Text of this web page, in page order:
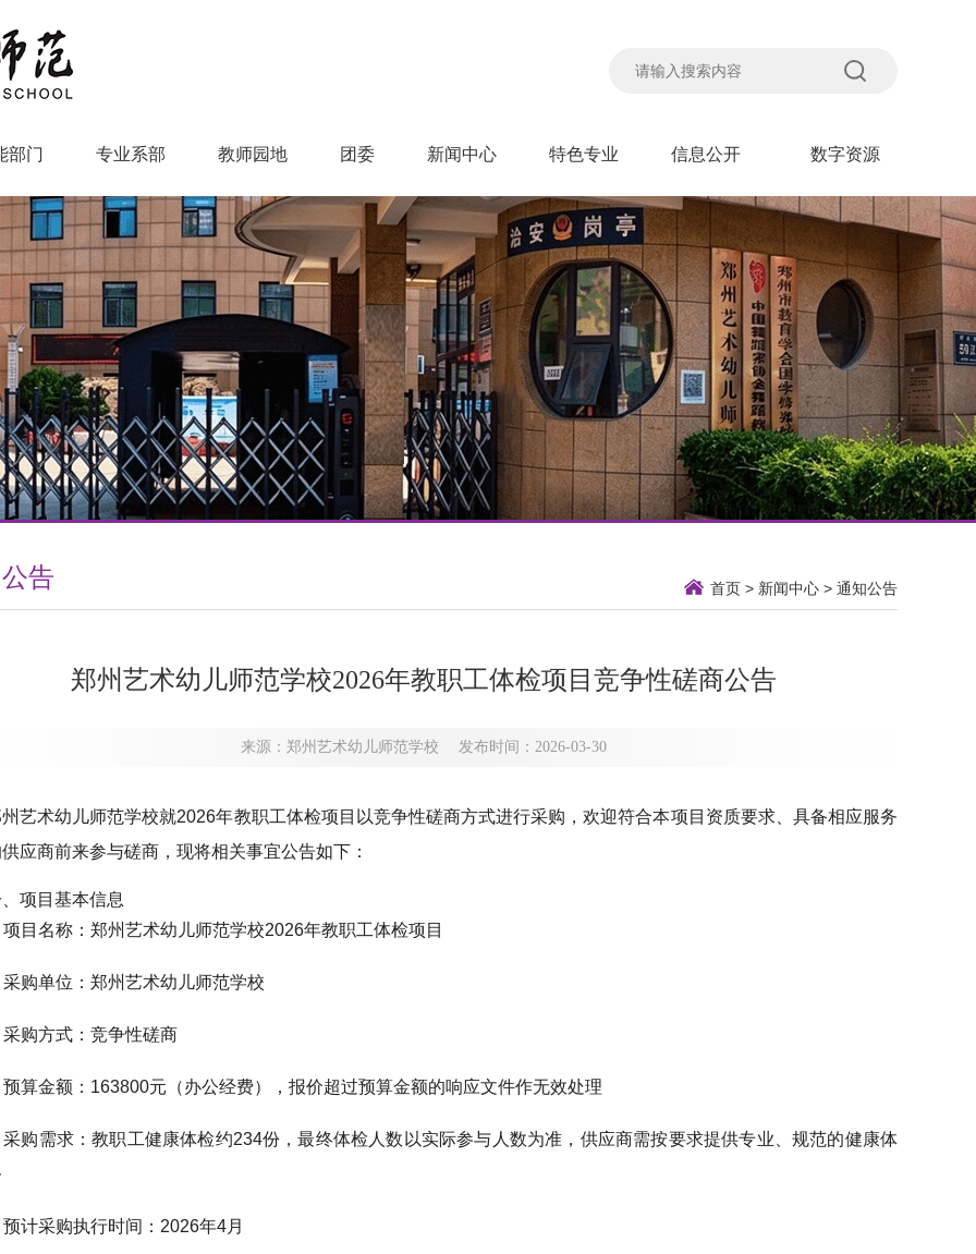
部门 专业系部 教师园地 团委 新闻中心 特色专业 信息公开 数字资源
告 首页 > 新闻中心 > 通知公告
郑州艺术幼儿师范学校2026年教职工体检项目竞争性磋商公告
来源：郑州艺术幼儿师范学校 发布时间：2026-03-30
艺术幼儿师范学校就2026年教职工体检项目以竞争性磋商方式进行采购，欢迎符合本项目资质要求、具备相应服务
应商前来参与磋商，现将相关事宜公告如下：
项目基本信息
项目名称：郑州艺术幼儿师范学校2026年教职工体检项目
采购单位：郑州艺术幼儿师范学校
采购方式：竞争性磋商
预算金额：163800元（办公经费），报价超过预算金额的响应文件作无效处理
采购需求：教职工健康体检约234份，最终体检人数以实际参与人数为准，供应商需按要求提供专业、规范的健康体
预计采购执行时间：2026年4月